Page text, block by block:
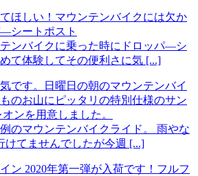
ほしい！マウンテンバイクには欠か
シートポスト
ンバイクに乗った時にドロッパ―シ
て体験してその便利さに気 [...]
です。日曜日の朝のマウンテンバイ
のお山にピッタリの特別仕様のサン
ンを用意しました。
のマウンテンバイクライド。 雨やな
けてませんでしたが今週 [...]
ン 2020年第一弾が入荷です！フルフ